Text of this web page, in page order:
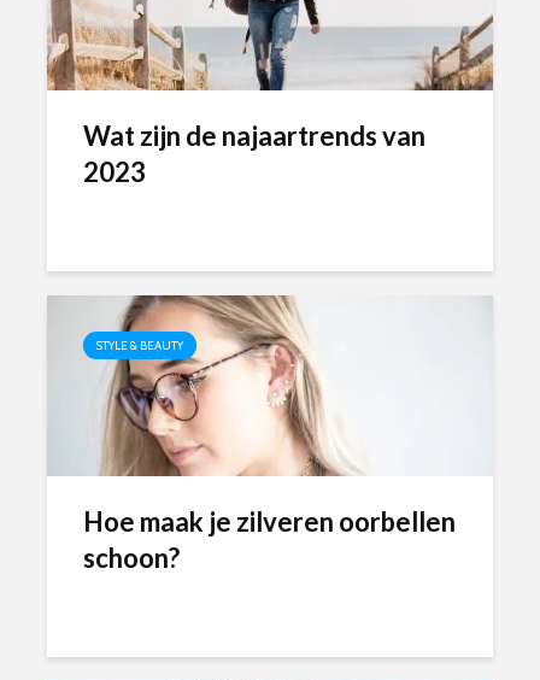
Wat zijn de najaartrends van
2023
STYLE & BEAUTY
Hoe maak je zilveren oorbellen
schoon?